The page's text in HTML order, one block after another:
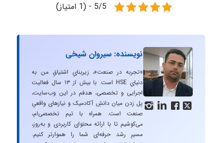
5/5 - (1 امتیاز)
   
نویسنده: سیروان شیخی
«تجربه در صنعت»، زیربنایِ اشتیاقِ من به
دنیایِ HSE است. با بیش از ۱۳ سال فعالیت
اجرایی و تخصصی، هدفم در این وب‌سایت،
پل زدن میان دانشِ آکادمیک و نیازهای واقعیِ
صنعت است. همراه با تیم تخصصی‌ام،
می‌کوشیم تا با ارائه محتوای کاربردی و به‌روز،
مسیرِ رشد حرفه‌ای شما را هموارتر کنیم.